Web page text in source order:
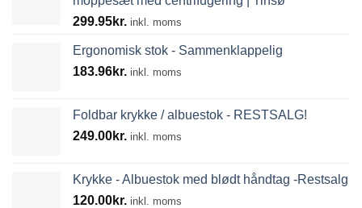
299.95kr. inkl. moms
Ergonomisk stok - Sammenklappelig
183.96kr. inkl. moms
Foldbar krykke / albuestok - RESTSALG!
249.00kr. inkl. moms
Krykke - Albuestok med blødt håndtag -Restsalg
120.00kr. inkl. moms